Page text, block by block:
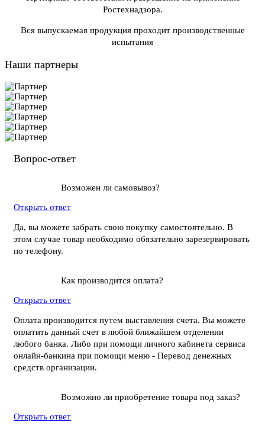
Ростехнадзора.
Вся выпускаемая продукция проходит производственные
испытания
Наши партнеры
Вопрос-ответ
Возможен ли самовывоз?
Открыть ответ
Да, вы можете забрать свою покупку самостоятельно. В
этом случае товар необходимо обязательно зарезервировать
по телефону.
Как производится оплата?
Открыть ответ
Оплата производится путем выставления счета. Вы можете
оплатить данный счет в любой ближайшем отделении
любого банка. Либо при помощи личного кабинета сервиса
онлайн-банкина при помощи меню - Перевод денежных
средств организации.
Возможно ли приобретение товара под заказ?
Открыть ответ